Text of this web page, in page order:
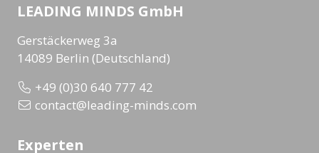
LEADING MINDS GmbH
Gerstäckerweg 3a
14089 Berlin (Deutschland)
+49 (0)30 640 777 42
contact@leading-minds.com
Experten